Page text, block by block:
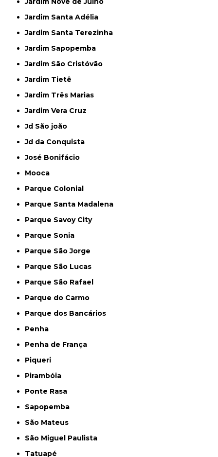
Jardim Santa Adélia
Jardim Santa Terezinha
Jardim Sapopemba
Jardim São Cristóvão
Jardim Tietê
Jardim Três Marias
Jardim Vera Cruz
Jd São joão
Jd da Conquista
José Bonifácio
Mooca
Parque Colonial
Parque Santa Madalena
Parque Savoy City
Parque Sonia
Parque São Jorge
Parque São Lucas
Parque São Rafael
Parque do Carmo
Parque dos Bancários
Penha
Penha de França
Piqueri
Pirambóia
Ponte Rasa
Sapopemba
São Mateus
São Miguel Paulista
Tatuapé